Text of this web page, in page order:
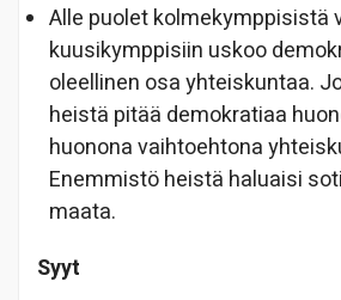
Alle puolet kolmekymppisistä
kuusikymppisiin uskoo
oleellinen osa yhteiskuntaa.
heistä pitää demokratiaa
huonona vaihtoehtona
Enemmistö heistä haluaisi
maata.
Syyt